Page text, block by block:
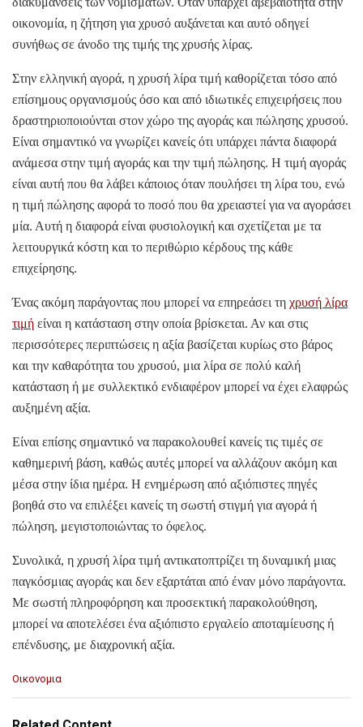
οικονομία, η ζήτηση για χρυσό αυξάνεται και αυτό οδηγεί
συνήθως σε άνοδο της τιμής της χρυσής λίρας.
Στην ελληνική αγορά, η χρυσή λίρα τιμή καθορίζεται τόσο από
επίσημους οργανισμούς όσο και από ιδιωτικές επιχειρήσεις που
δραστηριοποιούνται στον χώρο της αγοράς και πώλησης χρυσού.
Είναι σημαντικό να γνωρίζει κανείς ότι υπάρχει πάντα διαφορά
ανάμεσα στην τιμή αγοράς και την τιμή πώλησης. Η τιμή αγοράς
είναι αυτή που θα λάβει κάποιος όταν πουλήσει τη λίρα του, ενώ
η τιμή πώλησης αφορά το ποσό που θα χρειαστεί για να αγοράσει
μία. Αυτή η διαφορά είναι φυσιολογική και σχετίζεται με τα
λειτουργικά κόστη και το περιθώριο κέρδους της κάθε
επιχείρησης.
Ένας ακόμη παράγοντας που μπορεί να επηρεάσει τη χρυσή λίρα
τιμή είναι η κατάσταση στην οποία βρίσκεται. Αν και στις
περισσότερες περιπτώσεις η αξία βασίζεται κυρίως στο βάρος
και την καθαρότητα του χρυσού, μια λίρα σε πολύ καλή
κατάσταση ή με συλλεκτικό ενδιαφέρον μπορεί να έχει ελαφρώς
αυξημένη αξία.
Είναι επίσης σημαντικό να παρακολουθεί κανείς τις τιμές σε
καθημερινή βάση, καθώς αυτές μπορεί να αλλάζουν ακόμη και
μέσα στην ίδια ημέρα. Η ενημέρωση από αξιόπιστες πηγές
βοηθά στο να επιλέξει κανείς τη σωστή στιγμή για αγορά ή
πώληση, μεγιστοποιώντας το όφελος.
Συνολικά, η χρυσή λίρα τιμή αντικατοπτρίζει τη δυναμική μιας
παγκόσμιας αγοράς και δεν εξαρτάται από έναν μόνο παράγοντα.
Με σωστή πληροφόρηση και προσεκτική παρακολούθηση,
μπορεί να αποτελέσει ένα αξιόπιστο εργαλείο αποταμίευσης ή
επένδυσης, με διαχρονική αξία.
C
e
Οικονομια